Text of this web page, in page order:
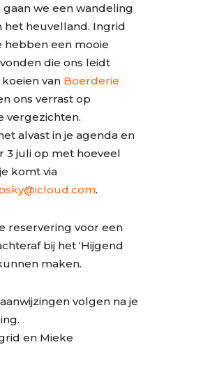
gaan we een wandeling
het heuvelland. Ingrid
hebben een mooie
die ons leidt
van Boerderie
ons verrast op
vergezichten.
alvast in je agenda en
3 juli op met hoeveel
komt via
.
reservering voor een
bij het ‘Hijgend
maken.
volgen na je
en Mieke